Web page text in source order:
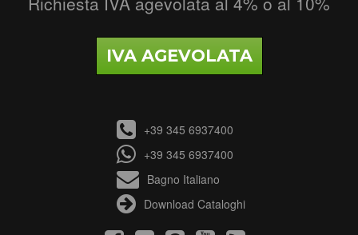
IVA AGEVOLATA
+39 345 6937400
+39 345 6937400
Bagno Italiano
Download Cataloghi